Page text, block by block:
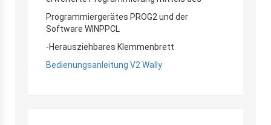
Programmiergerätes PROG2 und der
Software WINPPCL
-Herausziehbares Klemmenbrett
Bedienungsanleitung V2 Wally